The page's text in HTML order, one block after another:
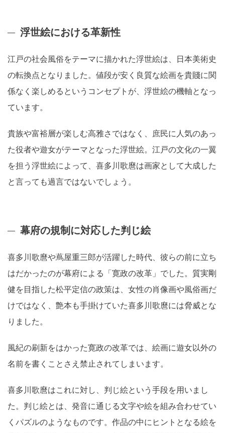
浮世絵における革新性
江戸の社会風俗をテーマに描かれた浮世絵は、日本美術史
の転換点となりました。値段が安く良質な絵画を貴賤に関
係なく楽しめるというコンセプトが、浮世絵の機軸となっ
ています。
貴族や富裕層が楽しむ高雅さではなく、庶民に人気のあっ
た役者や遊女がテーマとなった浮世絵。江戸の文化の一翼
を担う浮世絵によって、喜多川歌麿は画家として大成した
と言っても過言ではないでしょう。
幕府の規制に対応した判じ絵
喜多川歌麿や蔦屋重三郎が活躍した時代、彼らの前に立ち
はだかったのが幕府による「寛政の改革」でした。質実剛
健を目指した松平定信の政策は、女性の肖像画や風俗画だ
けではなく、艶本も手掛けていた喜多川歌麿には脅威とな
りました。
風紀の刷新をはかった寛政の改革では、絵画に遊女以外の
名前を書くことさえ禁止されてしまいます。
喜多川歌麿はこれに対し、判じ絵という手段を用いまし
た。判じ絵とは、発音に通じる文字や絵を組み合わせてい
くパズルのようなものです。作品の中にヒントとなる絵を